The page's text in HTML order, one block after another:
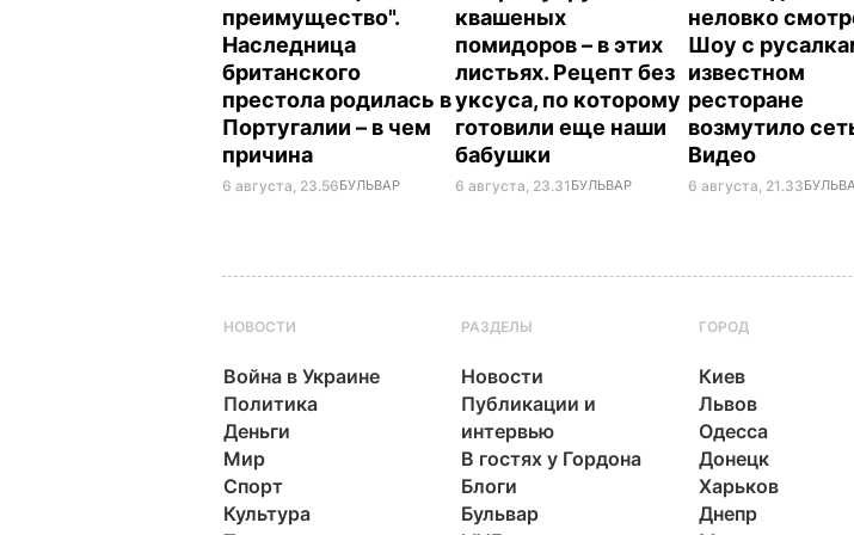
преимущество".
Наследница
британского
престола родилась в
Португалии – в чем
причина
6 августа, 23.56БУЛЬВАР
квашеных
помидоров – в этих
листьях. Рецепт без
уксуса, по которому
готовили еще наши
бабушки
6 августа, 23.31 БУЛЬВАР
неловко
Шоу с
известном
ресторане
возмутило
Видео
6 августа, 21.33
НОВОСТИ
Война в Украине
Политика
Деньги
Мир
Спорт
Культура
РАЗДЕЛЫ
Новости
Публикации и
интервью
В гостях у Гордона
Блоги
Бульвар
ГОРОД
Киев
Львов
Одесса
Донецк
Харьков
Днепр